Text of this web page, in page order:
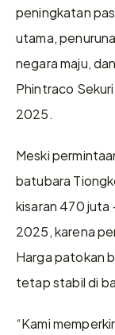
peningkatan
utama,
negara maju,
Phintraco
2025.
Meski
batubara
kisaran 470
2025, karena
Harga patokan
tetap stabil di
“Kami